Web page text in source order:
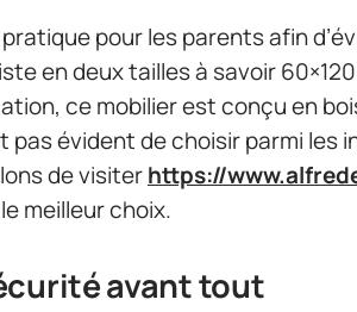
pour les parents afin
en deux tailles à savoir
ce mobilier est conçu en
pas évident de choisir parmi les
de visiterhttps://
meilleur choix.
avant tout